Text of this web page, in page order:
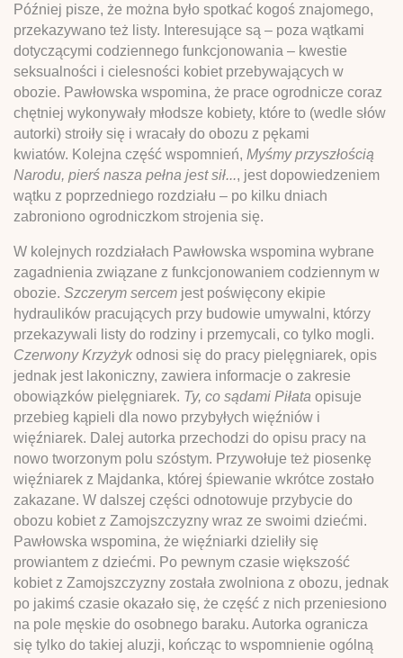
Później pisze, że można było spotkać kogoś znajomego,
przekazywano też listy. Interesujące są – poza wątkami
dotyczącymi codziennego funkcjonowania – kwestie
seksualności i cielesności kobiet przebywających w
obozie. Pawłowska wspomina, że prace ogrodnicze coraz
chętniej wykonywały młodsze kobiety, które to (wedle słów
autorki) stroiły się i wracały do obozu z pękami
kwiatów. Kolejna część wspomnień, Myśmy przyszłością
Narodu, pierś nasza pełna jest sił..., jest dopowiedzeniem
wątku z poprzedniego rozdziału – po kilku dniach
zabroniono ogrodniczkom strojenia się.
W kolejnych rozdziałach Pawłowska wspomina wybrane
zagadnienia związane z funkcjonowaniem codziennym w
obozie. Szczerym sercem jest poświęcony ekipie
hydraulików pracujących przy budowie umywalni, którzy
przekazywali listy do rodziny i przemycali, co tylko mogli.
Czerwony Krzyżykodnosi się do pracy pielęgniarek, opis
jednak jest lakoniczny, zawiera informacje o zakresie
obowiązków pielęgniarek. Ty, co sądami Piłata opisuje
przebieg kąpieli dla nowo przybyłych więźniów i
więźniarek. Dalej autorka przechodzi do opisu pracy na
nowo tworzonym polu szóstym. Przywołuje też piosenkę
więźniarek z Majdanka, której śpiewanie wkrótce zostało
zakazane. W dalszej części odnotowuje przybycie do
obozu kobiet z Zamojszczyzny wraz ze swoimi dziećmi.
Pawłowska wspomina, że więźniarki dzieliły się
prowiantem z dziećmi. Po pewnym czasie większość
kobiet z Zamojszczyzny została zwolniona z obozu, jednak
po jakimś czasie okazało się, że część z nich przeniesiono
na pole męskie do osobnego baraku. Autorka ogranicza
się tylko do takiej aluzji, kończąc to wspomnienie ogólną